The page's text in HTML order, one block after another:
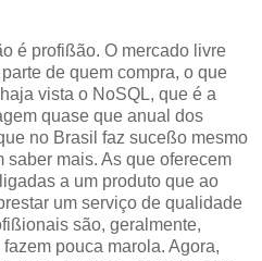
é profißão. O mercado livre
de quem compra, o que
vista o NoSQL, que é a
quase que anual dos
no Brasil faz suceßo mesmo
mais. As que oferecem
a um produto que ao
um serviço de qualidade
são, geralmente,
pouca marola. Agora,